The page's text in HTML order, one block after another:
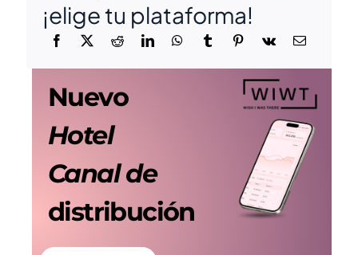
Nuevo
Hotel
Canal de
distribución
¡elige tu plataforma!